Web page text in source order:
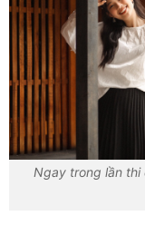
Ngay trong lần